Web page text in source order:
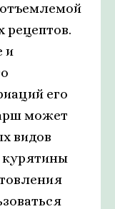
рецептов.
и
его
может
видов
курятины